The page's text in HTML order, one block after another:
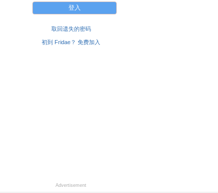
取回遗失的密码
初到 Fridae？ 免费加入
Advertisement